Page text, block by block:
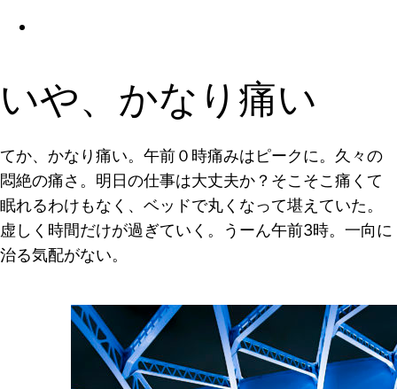
いや、かなり痛い
てか、かなり痛い。午前０時痛みはピークに。久々の
悶絶の痛さ。明日の仕事は大丈夫か？そこそこ痛くて
眠れるわけもなく、ベッドで丸くなって堪えていた。
虚しく時間だけが過ぎていく。うーん午前3時。一向に
治る気配がない。